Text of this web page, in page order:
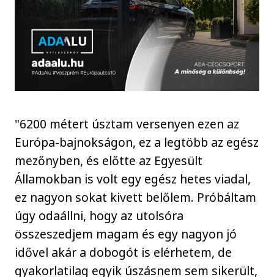
"6200 métert úsztam versenyen ezen az
Európa-bajnokságon, ez a legtöbb az egész
mezőnyben, és előtte az Egyesült
Államokban is volt egy egész hetes viadal,
ez nagyon sokat kivett belőlem. Próbáltam
úgy odaállni, hogy az utolsóra
összeszedjem magam és egy nagyon jó
idővel akár a dobogót is elérhetem, de
gyakorlatilag egyik úszásnem sem sikerült,